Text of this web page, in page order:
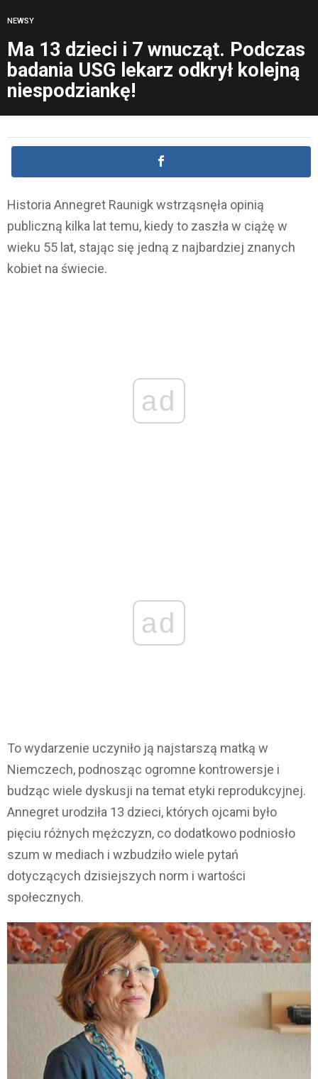
NEWSY
Ma 13 dzieci i 7 wnucząt. Podczas
badania USG lekarz odkrył kolejną
niespodziankę!
Historia Annegret Raunigk wstrząsnęła opinią
publiczną kilka lat temu, kiedy to zaszła w ciążę w
wieku 55 lat, stając się jedną z najbardziej znanych
kobiet na świecie.
ad
ad
To wydarzenie uczyniło ją najstarszą matką w
Niemczech, podnosząc ogromne kontrowersje i
budząc wiele dyskusji na temat etyki reprodukcyjnej.
Annegret urodziła 13 dzieci, których ojcami było
pięciu różnych mężczyzn, co dodatkowo podniosło
szum w mediach i wzbudziło wiele pytań
dotyczących dzisiejszych norm i wartości
społecznych.